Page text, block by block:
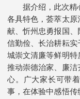
据介绍，此次精心
各具特色，荟萃太
献、忻州忠勇报国
信勤俭、长治耕耘
城崇文清廉等鲜明特
推动崇德治家、廉洁
心。广大家长可带
事，在体验中感悟